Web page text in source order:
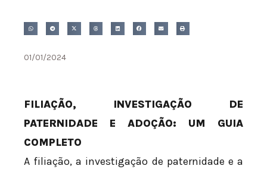
01/01/2024
FILIAÇÃO, INVESTIGAÇÃO DE
PATERNIDADE E ADOÇÃO: UM GUIA
COMPLETO
A filiação, a investigação de paternidade e a